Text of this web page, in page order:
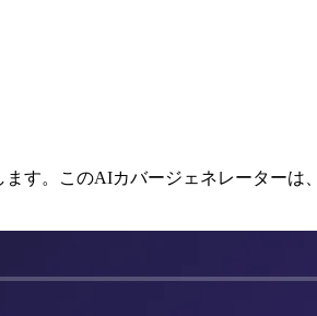
す。このAIカバージェネレーターは